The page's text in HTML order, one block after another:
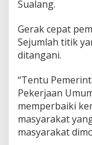
Sualang.
Gerak cepat
Sejumlah titik
ditangani.
“Tentu
Pekerjaan
memperbaiki
masyarakat
masyarakat